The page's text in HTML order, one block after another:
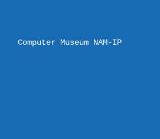
Computer Museum NAM-IP